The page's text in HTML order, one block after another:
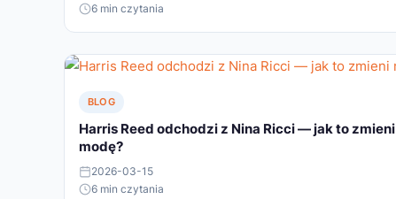
6 min czytania
BLOG
Harris Reed odchodzi z Nina Ricci — jak to zmieni
modę?
2026-03-15
6 min czytania